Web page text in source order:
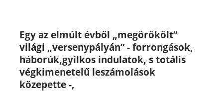
Egy az elmúlt évből „megörökölt”
világi „versenypályán” - forrongások,
háborúk,gyilkos indulatok, s totális
végkimenetelű leszámolások
közepette -,